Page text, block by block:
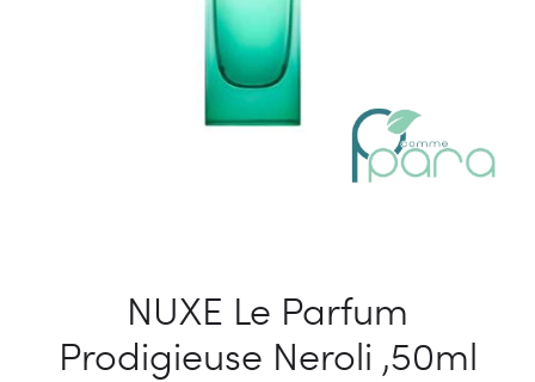
NUXE Le Parfum
Prodigieuse Neroli ,50ml